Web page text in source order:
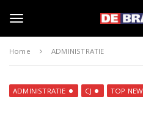
i
a
Home ADMINISTRATIE
ADMINISTRATIE CJ TOP